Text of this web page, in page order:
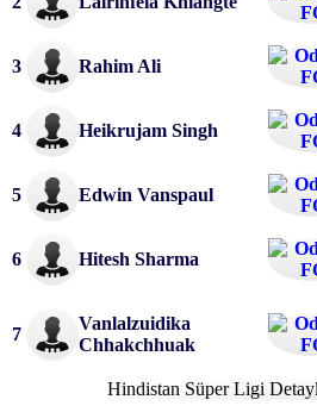
3 Rahim Ali
4 Heikrujam Singh
5 Edwin Vanspaul
6 Hitesh Sharma
7
Vanlalzuidika
Chhakchhuak
Hindistan Süper Ligi